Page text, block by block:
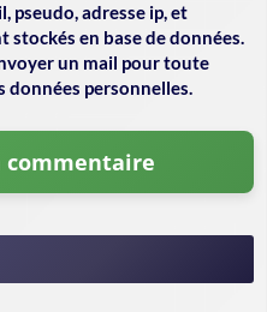
pseudo, adresse ip, et
en base de données.
un mail pour toute
données personnelles.